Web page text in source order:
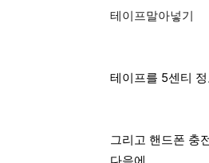
테이프말아넣기
테이프를 5센티
그리고 핸드폰 충